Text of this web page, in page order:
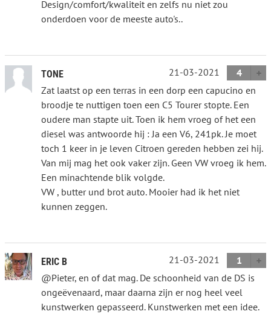
Design/comfort/kwaliteit en zelfs nu niet zou
onderdoen voor de meeste auto's..
TONE 21-03-2021
4
Zat laatst op een terras in een dorp een capucino en
broodje te nuttigen toen een C5 Tourer stopte. Een
oudere man stapte uit. Toen ik hem vroeg of het een
diesel was antwoorde hij : Ja een V6, 241pk. Je moet
toch 1 keer in je leven Citroen gereden hebben zei hij.
Van mij mag het ook vaker zijn. Geen VW vroeg ik hem.
Een minachtende blik volgde.
VW , butter und brot auto. Mooier had ik het niet
kunnen zeggen.
ERIC B 21-03-2021
1
@Pieter, en of dat mag. De schoonheid van de DS is
ongeëvenaard, maar daarna zijn er nog heel veel
kunstwerken gepasseerd. Kunstwerken met een idee.